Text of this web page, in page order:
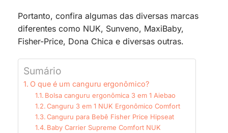
Portanto, confira algumas das diversas marcas
diferentes como NUK, Sunveno, MaxiBaby,
Fisher-Price, Dona Chica e diversas outras.
Sumário
O que é um canguru ergonômico?
Bolsa canguru ergonômica 3 em 1 Aiebao
Canguru 3 em 1 NUK Ergonômico Comfort
Canguru para Bebê Fisher Price Hipseat
Baby Carrier Supreme Comfort NUK